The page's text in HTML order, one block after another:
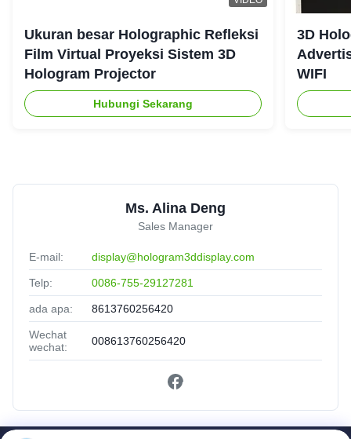
Ukuran besar Holographic Refleksi
Film Virtual Proyeksi Sistem 3D
Hologram Projector
Hubungi Sekarang
3D
WIFI
Ms. Alina Deng
Sales Manager
E-mail: display@hologram3ddisplay.com
Telp: 0086-755-29127281
ada apa: 8613760256420
Wechat
wechat:
008613760256420